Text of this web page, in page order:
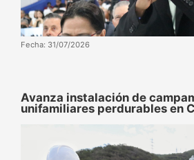
Fecha: 31/07/2026
​​Avanza instalación de
unifamiliares perdurables en